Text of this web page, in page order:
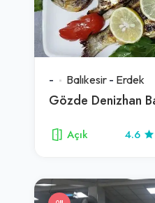
- Balıkesir - Erdek
Gözde Denizhan
Açık 4.6